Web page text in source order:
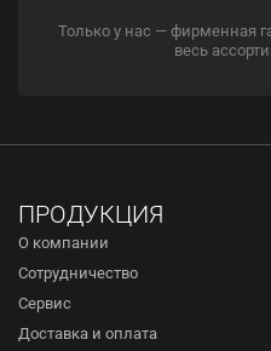
Только у нас — фирменная
весь
ПРОДУКЦИЯ
О компании
Сотрудничество
Сервис
Доставка и оплата